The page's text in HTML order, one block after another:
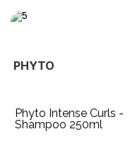
PHYTO
Phyto Intense Curls -
Shampoo 250ml